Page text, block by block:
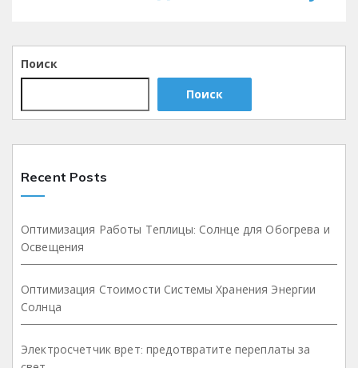
Поиск
Поиск
Recent Posts
Оптимизация Работы Теплицы: Солнце для Обогрева и
Освещения
Оптимизация Стоимости Системы Хранения Энергии
Солнца
Электросчетчик врет: предотвратите переплаты за